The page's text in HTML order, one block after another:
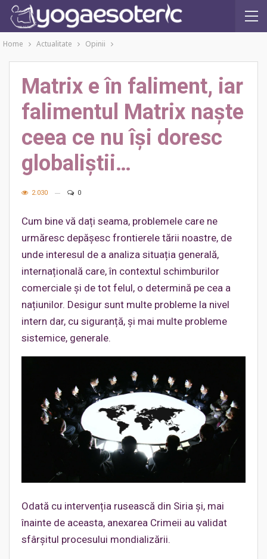
Home Actualitate Opinii
Matrix e în faliment, iar
falimentul Matrix naște
ceea ce nu își doresc
globaliștii…
2.030 0
Cum bine vă dați seama, problemele care ne
urmăresc depășesc frontierele tării noastre, de
unde interesul de a analiza situația generală,
internațională care, în contextul schimburilor
comerciale și de tot felul, o determină pe cea a
națiunilor. Desigur sunt multe probleme la nivel
intern dar, cu siguranță, și mai multe probleme
sistemice, generale.
Odată cu intervenția rusească din Siria și, mai
înainte de aceasta, anexarea Crimeii au validat
sfârșitul procesului mondializării.